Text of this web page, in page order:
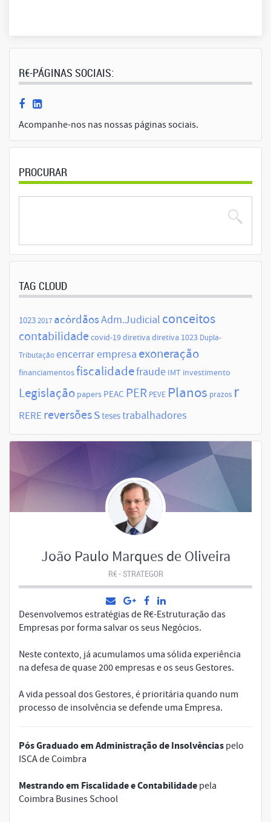
R€-PÁGINAS SOCIAIS:
Acompanhe-nos nas nossas páginas sociais.
PROCURAR
TAG CLOUD
10232017 acórdãosAdm.Judicial conceitos
contabilidade covid-19diretiva diretiva 1023 Dupla-
Tributaçãoencerrar empresa exoneração
financiamentosfiscalidadefraude IMT investimento
Legislação papers PEAC PER PEVE Planos prazos r
RERE reversõesstesestrabalhadores
João Paulo Marques de Oliveira
R€ - STRATEGOR
Desenvolvemos estratégias de R€-Estruturação das
Empresas por forma salvar os seus Negócios.
Neste contexto, já acumulamos uma sólida experiência
na defesa de quase 200 empresas e os seus Gestores.
A vida pessoal dos Gestores, é prioritária quando num
processo de insolvência se defende uma Empresa.
Pós Graduado em Administração de Insolvências pelo
ISCA de Coimbra
Mestrando em Fiscalidade e Contabilidade pela
Coimbra Busines School